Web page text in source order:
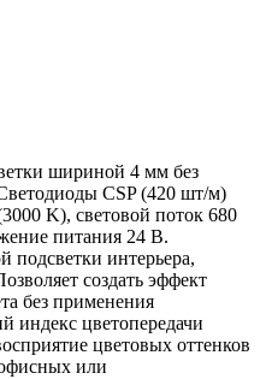
шириной 4 мм без
CSP (420 шт/м)
K), световой поток 680
питания 24 В.
подсветки интерьера,
создать эффект
без применения
индекс цветопередачи
цветовых оттенков
или